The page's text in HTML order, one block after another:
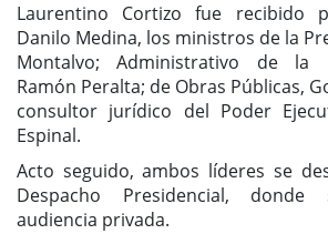
Laurentino Cortizo fue recibido
Danilo Medina, los ministros de la
Montalvo; Administrativo de la
Ramón Peralta; de Obras Públicas,
consultor jurídico del Poder
Espinal.
Acto seguido, ambos líderes se
Despacho Presidencial, donde
audiencia privada.